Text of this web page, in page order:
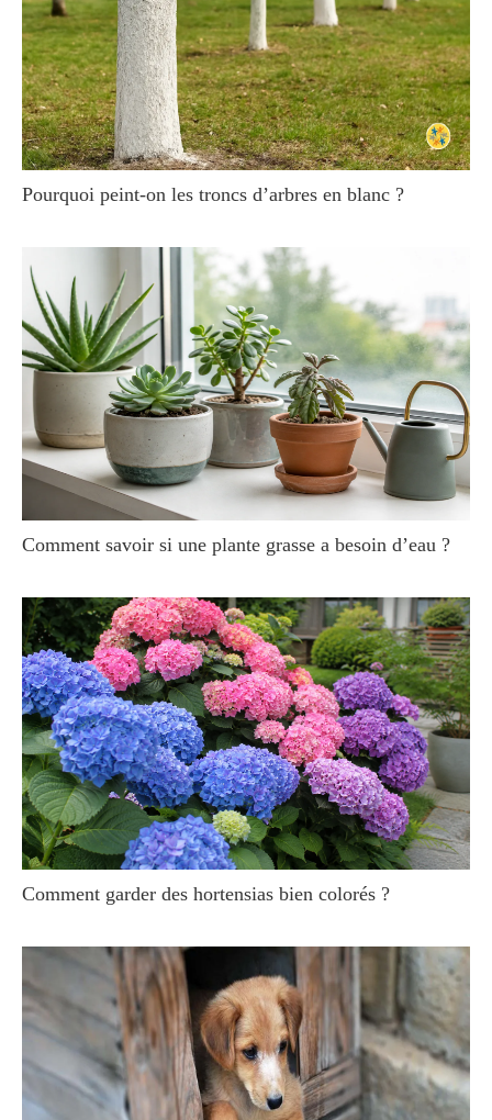
Pourquoi peint-on les troncs d’arbres en blanc ?
Comment savoir si une plante grasse a besoin d’eau ?
Comment garder des hortensias bien colorés ?